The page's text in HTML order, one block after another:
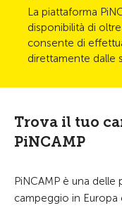
La piattaforma
disponibilità di
consente di
direttamente dalle
Trova il tuo
PiNCAMP
PiNCAMP è una
campeggio in